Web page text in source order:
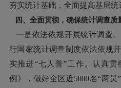
夯实统计基础，全面提高基层统
四、全面贯彻，确保统计调查质
一是依法依规开展统计调查
行国家统计调查制度依法依规
实推进“七人普”工作。认真
例》，做好全区近5000名“两